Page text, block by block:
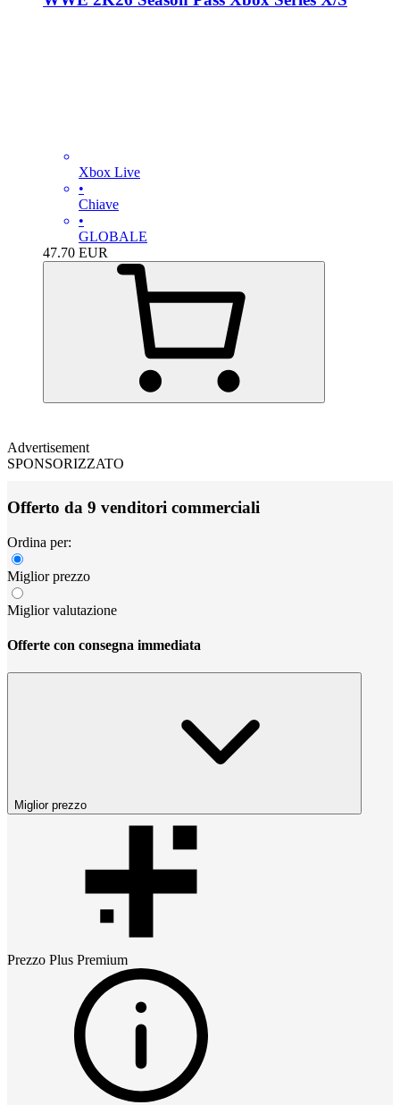
Xbox Live
•
Chiave
•
GLOBALE
47.70 EUR
Advertisement
SPONSORIZZATO
Offerto da 9 venditori commerciali
Ordina per:
Miglior prezzo
Miglior valutazione
Offerte con consegna immediata
Miglior prezzo
Prezzo Plus Premium